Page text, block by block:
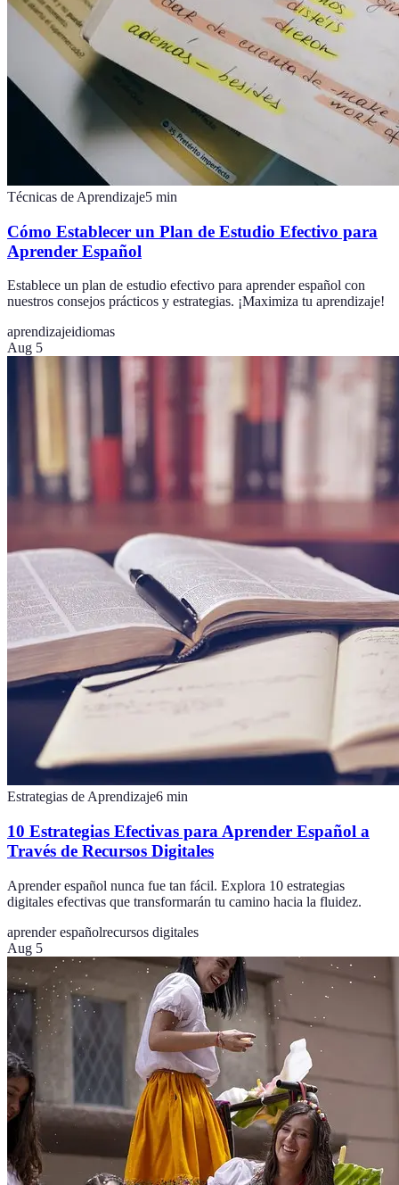
Técnicas de Aprendizaje5 min
Cómo Establecer un Plan de Estudio Efectivo para
Aprender Español
Establece un plan de estudio efectivo para aprender español con
nuestros consejos prácticos y estrategias. ¡Maximiza tu aprendizaje!
aprendizajeidiomas
Aug 5
Estrategias de Aprendizaje6 min
10 Estrategias Efectivas para Aprender Español a
Través de Recursos Digitales
Aprender español nunca fue tan fácil. Explora 10 estrategias
digitales efectivas que transformarán tu camino hacia la fluidez.
aprender españolrecursos digitales
Aug 5